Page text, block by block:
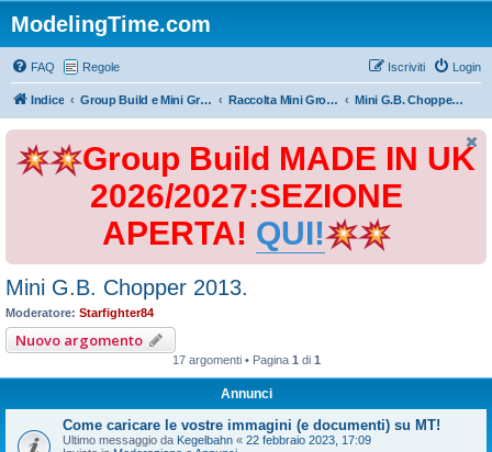
ModelingTime.com
FAQ Regole Login
Iscriviti
Indice Group Build e Mini Group Build Raccolta Mini Group Build Mini G.B. Chopper 2013.
Group Build MADE IN UK
2026/2027:SEZIONE
APERTA! QUI!
Mini G.B. Chopper 2013.
Moderatore: Starfighter84
Nuovo argomento
17 argomenti • Pagina 1 di 1
Annunci
Come caricare le vostre immagini (e documenti) su MT!
Ultimo messaggio da Kegelbahn « 22 febbraio 2023, 17:09